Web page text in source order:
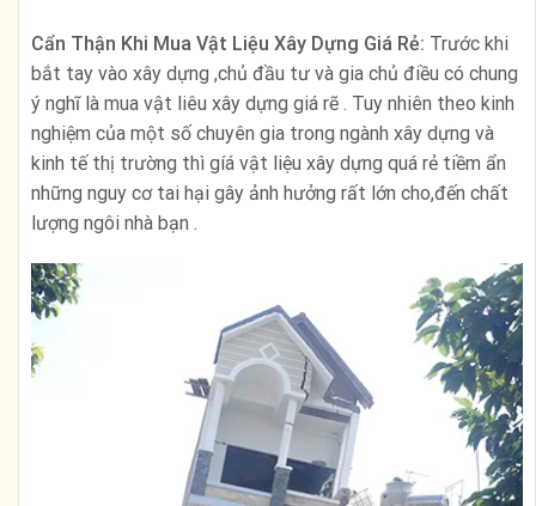
Cẩn Thận Khi Mua Vật Liệu Xây Dựng Giá Rẻ: Trước khi
bắt tay vào xây dựng ,chủ đầu tư và gia chủ điều có chung
ý nghĩ là mua vật liêu xây dựng giá rẽ . Tuy nhiên theo kinh
nghiệm của một số chuyên gia trong ngành xây dựng và
kinh tế thị trường thì gíá vật liệu xây dựng quá rẻ tiềm ẩn
những nguy cơ tai hại gây ảnh hưởng rất lớn cho,đến chất
lượng ngôi nhà bạn .